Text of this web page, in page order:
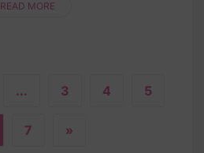
READ MORE
... 3 4 5
7 »